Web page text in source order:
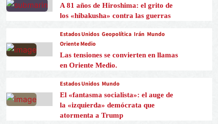
A 81 años de Hiroshima: el grito de
los «hibakusha» contra las guerras
Estados Unidos Geopolítica Irán Mundo
Oriente Medio
Las tensiones se convierten en llamas
en Oriente Medio.
Estados Unidos Mundo
El «fantasma socialista»: el auge de
la «izquierda» demócrata que
atormenta a Trump